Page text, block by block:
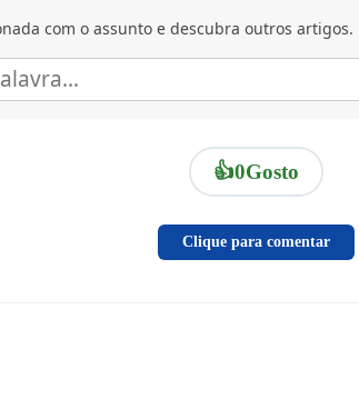
com o assunto e descubra outros artigos.
👍0Gosto
Clique para comentar